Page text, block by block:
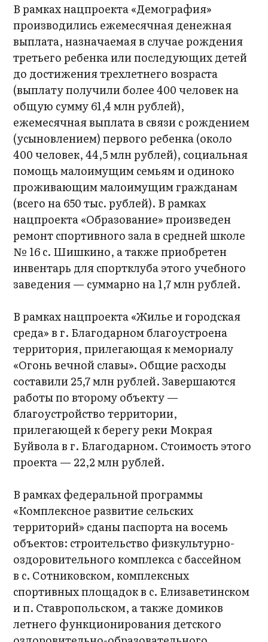
В рамках нацпроекта «Демография»
производились ежемесячная денежная
выплата, назначаемая в случае рождения
третьего ребенка или последующих детей
до достижения трехлетнего возраста
(выплату получили более 400 человек на
общую сумму 61,4 млн рублей),
ежемесячная выплата в связи с рождением
(усыновлением) первого ребенка (около
400 человек, 44,5 млн рублей), социальная
помощь малоимущим семьям и одиноко
проживающим малоимущим гражданам
(всего на 650 тыс. рублей). В рамках
нацпроекта «Образование» произведен
ремонт спортивного зала в средней школе
№ 16 с. Шишкино, а также приобретен
инвентарь для спортклуба этого учебного
заведения — суммарно на 1,7 млн рублей.
В рамках нацпроекта «Жилье и городская
среда» в г. Благодарном благоустроена
территория, прилегающая к мемориалу
«Огонь вечной славы». Общие расходы
составили 25,7 млн рублей. Завершаются
работы по второму объекту —
благоустройство территории,
прилегающей к берегу реки Мокрая
Буйвола в г. Благодарном. Стоимость этого
проекта — 22,2 млн рублей.
В рамках федеральной программы
«Комплексное развитие сельских
территорий» сданы паспорта на восемь
объектов: строительство физкультурно-
оздоровительного комплекса с бассейном
в с. Сотниковском, комплексных
спортивных площадок в с. Елизаветинском
и п. Ставропольском, а также домиков
летнего функционирования детского